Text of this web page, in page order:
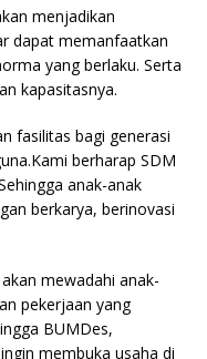
menjadikan
dapat memanfaatkan
yang berlaku. Serta
kapasitasnya.
fasilitas bagi generasi
berharap SDM
anak-anak
berkarya, berinovasi
mewadahi anak-
pekerjaan yang
BUMDes,
membuka usaha di